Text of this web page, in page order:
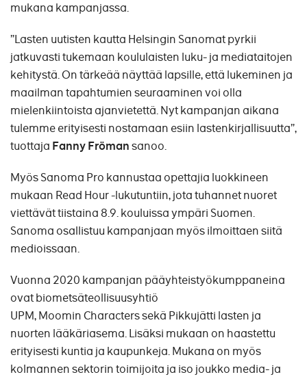
mukana kampanjassa.
”Lasten uutisten kautta Helsingin Sanomat pyrkii
jatkuvasti tukemaan koululaisten luku- ja mediataitojen
kehitystä. On tärkeää näyttää lapsille, että lukeminen ja
maailman tapahtumien seuraaminen voi olla
mielenkiintoista ajanvietettä. Nyt kampanjan aikana
tulemme erityisesti nostamaan esiin lastenkirjallisuutta”,
tuottaja Fanny Frömansanoo.
Myös Sanoma Pro kannustaa opettajia luokkineen
mukaan Read Hour -lukutuntiin, jota tuhannet nuoret
viettävät tiistaina 8.9. kouluissa ympäri Suomen.
Sanoma osallistuu kampanjaan myös ilmoittaen siitä
medioissaan.
Vuonna 2020 kampanjan pääyhteistyökumppaneina
ovat biometsäteollisuusyhtiö
UPM, Moomin Characters sekä Pikkujätti lasten ja
nuorten lääkäriasema. Lisäksi mukaan on haastettu
erityisesti kuntia ja kaupunkeja. Mukana on myös
kolmannen sektorin toimijoita ja iso joukko media- ja